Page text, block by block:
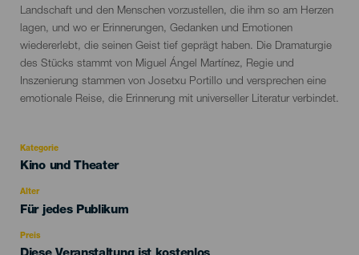
Landschaft und den Menschen vorzustellen, die ihm so am Herzen
lagen, und wo er Erinnerungen, Gedanken und Emotionen
wiedererlebt, die seinen Geist tief geprägt haben. Die Dramaturgie
des Stücks stammt von Miguel Ángel Martínez, Regie und
Inszenierung stammen von Josetxu Portillo und versprechen eine
emotionale Reise, die Erinnerung mit universeller Literatur verbindet.
Kategorie
Categoría
evento
Kino und Theater
Alter
Edad
Für jedes Publikum
Preis